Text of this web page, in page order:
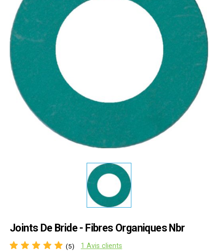
Joints De Bride - Fibres Organiques Nbr
(5) 1 Avis clients